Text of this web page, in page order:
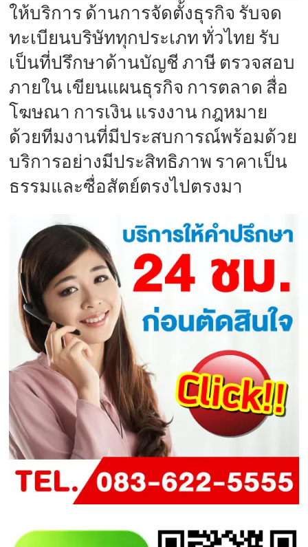
ให้บริการ ด้านการจัดตั้งธุรกิจ รับจด
ทะเบียนบริษัททุกประเภท ทั่วไทย รับ
เป็นที่ปรึกษาด้านบัญชี ภาษี ตรวจสอบ
ภายใน เขียนแผนธุรกิจ การตลาด สื่อ
โฆษณา การเงิน แรงงาน กฎหมาย
ด้วยทีมงานที่มีประสบการณ์พร้อมด้วย
บริการอย่างมีประสิทธิภาพ ราคาเป็น
ธรรมและซื่อสัตย์ตรงไปตรงมา